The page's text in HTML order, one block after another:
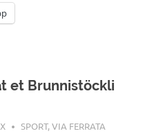
et Brunnistöckli
SPORT,VIA FERRATA